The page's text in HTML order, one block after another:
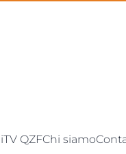
TV QZFChi siamo